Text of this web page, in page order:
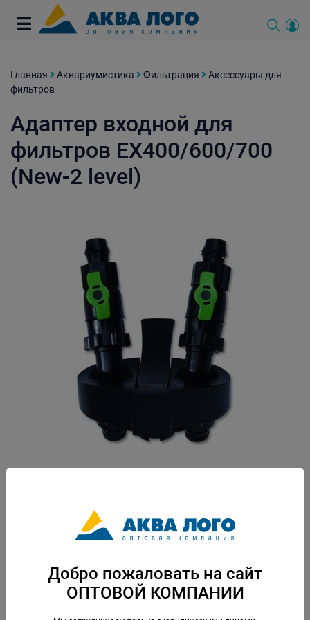
Главная Аквариумистика Фильтрация
Аксессуары для
фильтров
Адаптер входной для
фильтров EX400/600/700
(New-2 level)
Зап.часть для фильтров Tetra EX400, EX600, EX700. Вес: 0,208 кг.
Скачать каталогДобро пожаловать на сайт
ОПТОВОЙ КОМПАНИИ